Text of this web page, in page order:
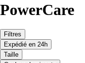
PowerCare
Filtres
Expédié en 24h
Taille